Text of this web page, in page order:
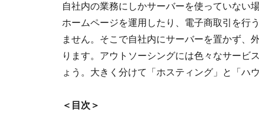
自社内の業務にしかサーバーを使っていない
ホームページを運用したり、電子商取引を行
ません。そこで自社内にサーバーを置かず、
ります。アウトソーシングには色々なサービ
ょう。大きく分けて「ホスティング」と「ハ
＜目次＞